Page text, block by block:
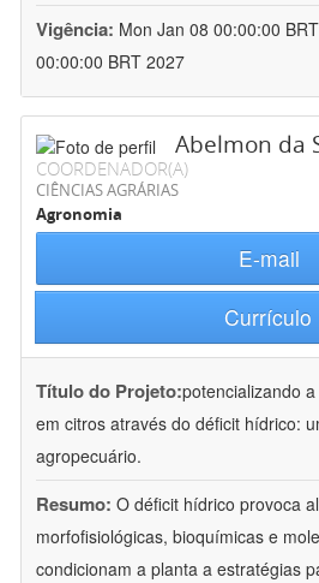
Vigência: Mon Jan 08 00:00:00
00:00:00 BRT 2027
Abelmon da
COORDENADOR(A)
CIÊNCIAS AGRÁRIAS
Agronomia
E-mail
Currículo
Título do Projeto:potencializando
em citros através do déficit hídrico:
agropecuário.
Resumo: O déficit hídrico provoca
morfofisiológicas, bioquímicas e
condicionam a planta a estratégias